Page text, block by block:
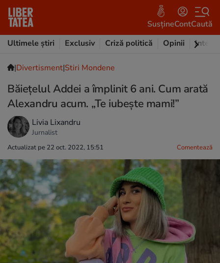
SusțineContCaută
Ultimele știri
Exclusiv Criză politică Opinii
|Divertisment|Stiri Mondene
Băiețelul Addei a împlinit 6 ani. Cum arată
Alexandru acum. „Te iubește mami!”
Livia Lixandru
Jurnalist
Actualizat pe 22 oct. 2022, 15:51 Comentează